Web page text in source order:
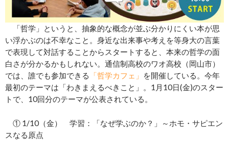
「哲学」というと、抽象的な概念が並ぶ分かりにくい本が思
い浮かぶのは不幸なこと。身近な出来事や考えを等身大の言葉
で表現して対話することからスタートすると、本来の哲学の面
白さが分かるかもしれない。通信制高校のワオ高校（岡山市）
では、誰でも参加できる
「哲学カフェ」
を開催している。今年
最初のテーマは「わきまえるべきこと」。1月10日(金)のスター
トで、10回分のテーマが公表されている。
① 1/10（金） 学習：「なぜ学ぶのか？」～ホモ・サピエン
スなる原点